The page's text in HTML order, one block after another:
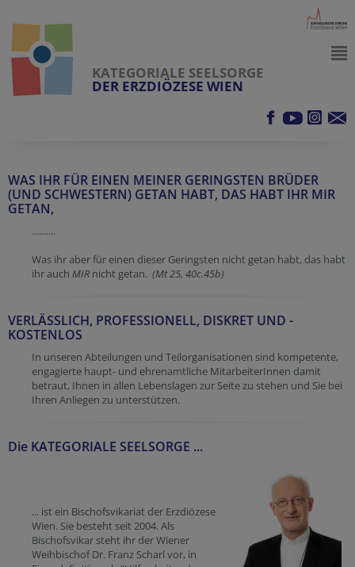
KATEGORIALE SEELSORGE
DER ERZDIÖZESE WIEN
WAS IHR FÜR EINEN MEINER GERINGSTEN BRÜDER
(UND SCHWESTERN) GETAN HABT, DAS HABT IHR MIR
GETAN,
..........
Was ihr aber für einen dieser Geringsten nicht getan habt, das habt
ihr auch MIRnicht getan. (Mt 25, 40c.45b)
VERLÄSSLICH, PROFESSIONELL, DISKRET UND -
KOSTENLOS
In unseren Abteilungen und Teilorganisationen sind kompetente,
engagierte haupt- und ehrenamtliche MitarbeiterInnen damit
betraut, Ihnen in allen Lebenslagen zur Seite zu stehen und Sie bei
Ihren Anliegen zu unterstützen.
Die KATEGORIALE SEELSORGE ...
... ist ein Bischofsvikariat der Erzdiözese
Wien. Sie besteht seit 2004. Als
Bischofsvikar steht ihr der Wiener
Weihbischof Dr. Franz Scharl vor, in